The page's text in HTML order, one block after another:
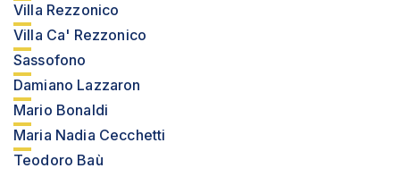
Villa Rezzonico
Villa Ca' Rezzonico
Sassofono
Damiano Lazzaron
Mario Bonaldi
Maria Nadia Cecchetti
Teodoro Baù